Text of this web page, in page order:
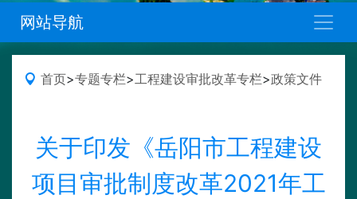
网站导航
首页>专题专栏>工程建设审批改革专栏>政策文件
关于印发《岳阳市工程建设
项目审批制度改革2021年工